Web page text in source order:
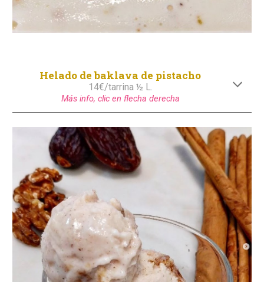
Helado de baklava de pistacho
14€/tarrina ½ L.
Más info, clic en flecha derecha